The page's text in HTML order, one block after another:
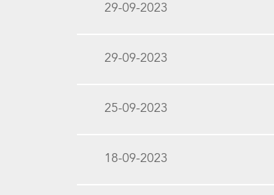
29-09-2023
29-09-2023
25-09-2023
18-09-2023